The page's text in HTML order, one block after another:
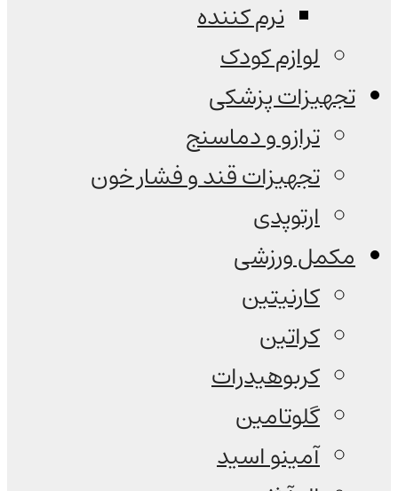
نرم کننده
لوازم کودک
تجهیزات پزشکی
ترازو و دماسنج
تجهیزات قند و فشار خون
ارتوپدی
مکمل ورزشی
کارنیتین
کراتین
کربوهیدرات
گلوتامین
آمینو اسید